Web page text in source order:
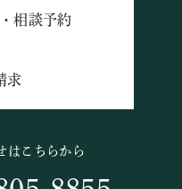
相談予約
求
はこちらから